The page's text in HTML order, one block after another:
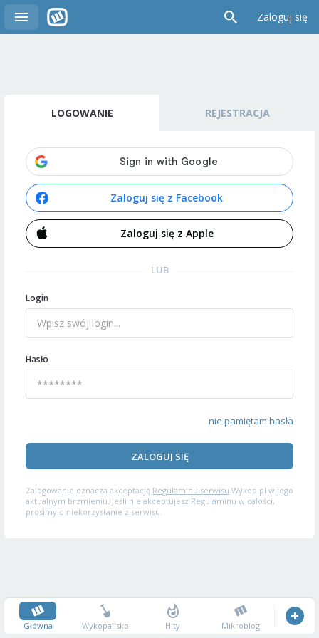
Zaloguj się
LOGOWANIE REJESTRACJA
Zaloguj się z Facebook
Zaloguj się z Apple
LUB
Login
Hasło
nie pamiętam hasła
ZALOGUJ SIĘ
Zalogowanie oznacza akceptację Regulaminu serwisu Wykop.pl w jego
aktualnym brzmieniu. Jeśli nie akceptujesz Regulaminu w całości,
prosimy o niekorzystanie z serwisu.
Główna Wykopalisko Hity Mikroblog